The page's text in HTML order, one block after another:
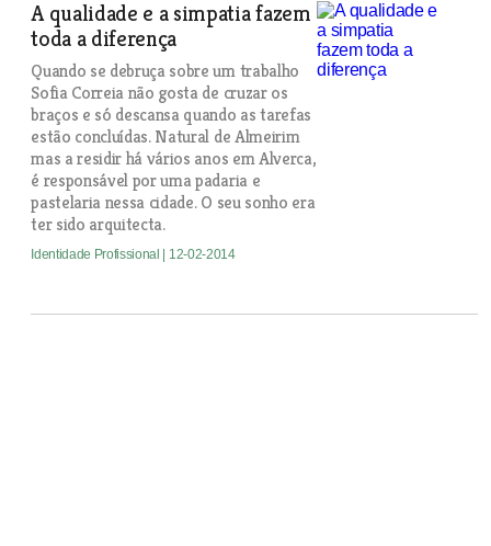
A qualidade e a simpatia fazem
toda a diferença
Quando se debruça sobre um trabalho
Sofia Correia não gosta de cruzar os
braços e só descansa quando as tarefas
estão concluídas. Natural de Almeirim
mas a residir há vários anos em Alverca,
é responsável por uma padaria e
pastelaria nessa cidade. O seu sonho era
ter sido arquitecta.
Identidade Profissional | 12-02-2014